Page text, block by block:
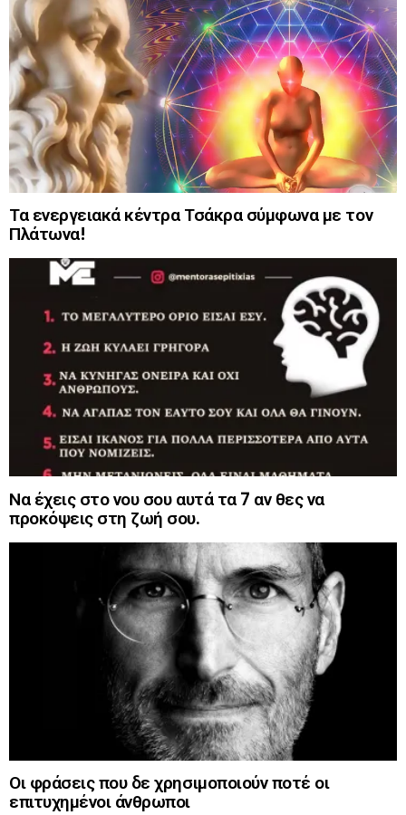
Τα ενεργειακά κέντρα Τσάκρα σύμφωνα με τον
Πλάτωνα!
Να έχεις στο νου σου αυτά τα 7 αν θες να
προκόψεις στη ζωή σου.
Οι φράσεις που δε χρησιμοποιούν ποτέ οι
επιτυχημένοι άνθρωποι